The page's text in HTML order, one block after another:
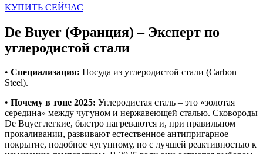
КУПИТЬ СЕЙЧАС
De Buyer (Франция) – Эксперт по
углеродистой стали
• Специализация: Посуда из углеродистой стали (Carbon
Steel).
• Почему в топе 2025: Углеродистая сталь – это «золотая
середина» между чугуном и нержавеющей сталью. Сковороды
De Buyer легкие, быстро нагреваются и, при правильном
прокаливании, развивают естественное антипригарное
покрытие, подобное чугунному, но с лучшей реактивностью к